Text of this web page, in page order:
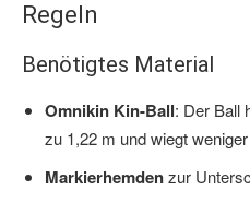
Regeln
Benötigtes Material
Omnikin Kin-Ball: Der Ball
zu 1,22 m und wiegt
Markierhemdenzur